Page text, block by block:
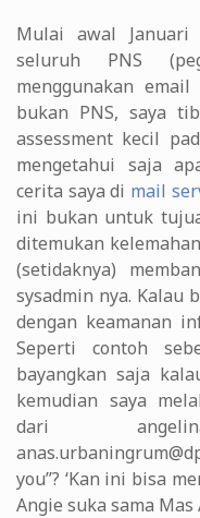
Mulai awal Januari
seluruh PNS
menggunakan email
bukan PNS, saya
assessment kecil
mengetahui saja
cerita saya di mail
ini bukan untuk
ditemukan
(setidaknya)
sysadmin nya. Kalau
dengan keamanan
Seperti contoh
bayangkan saja
kemudian saya
dari
you”? ‘Kan ini bisa
Angie suka sama